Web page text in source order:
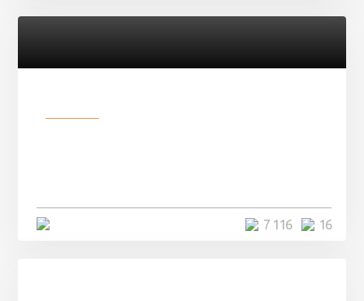
16
7 116